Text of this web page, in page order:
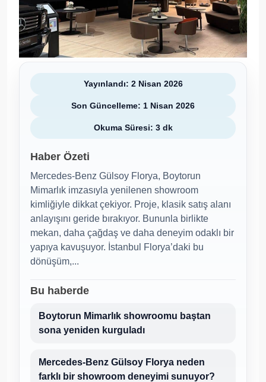
Yayınlandı: 2 Nisan 2026
Son Güncelleme: 1 Nisan 2026
Okuma Süresi: 3 dk
Haber Özeti
Mercedes-Benz Gülsoy Florya, Boytorun
Mimarlık imzasıyla yenilenen showroom
kimliğiyle dikkat çekiyor. Proje, klasik satış alanı
anlayışını geride bırakıyor. Bununla birlikte
mekan, daha çağdaş ve daha deneyim odaklı bir
yapıya kavuşuyor. İstanbul Florya’daki bu
dönüşüm,...
Bu haberde
Boytorun Mimarlık showroomu baştan
sona yeniden kurguladı
Mercedes-Benz Gülsoy Florya neden
farklı bir showroom deneyimi sunuyor?